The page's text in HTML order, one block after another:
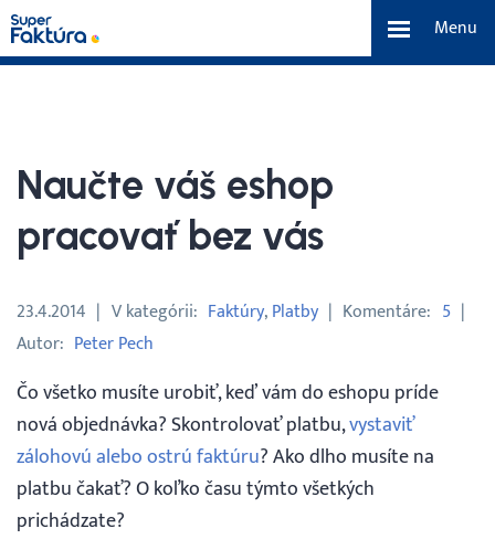
Menu
O nás
Tím a náš príbeh
Kontakt a média
Naučte váš eshop
pracovať bez vás
23.4.2014 V kategórii Faktúry Platby Komentáre 5
Autor Peter Pech
Čo všetko musíte urobiť, keď vám do eshopu príde
nová objednávka? Skontrolovať platbu,vystaviť
zálohovú alebo ostrú faktúru? Ako dlho musíte na
platbu čakať? O koľko času týmto všetkých
prichádzate?